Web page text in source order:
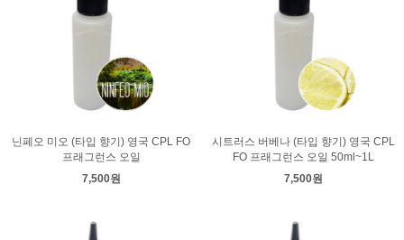
닌페오 미오 (타입 향기) 영국 CPL FO
프래그런스 오일
7,500원
시트러스 버베나 (타입 향기) 영국 CPL
FO 프래그런스 오일 50ml~1L
7,500원